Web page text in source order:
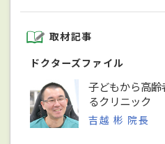
取材記事
ドクターズファイル
子どもから高
るクリニック
吉越 彬 院長